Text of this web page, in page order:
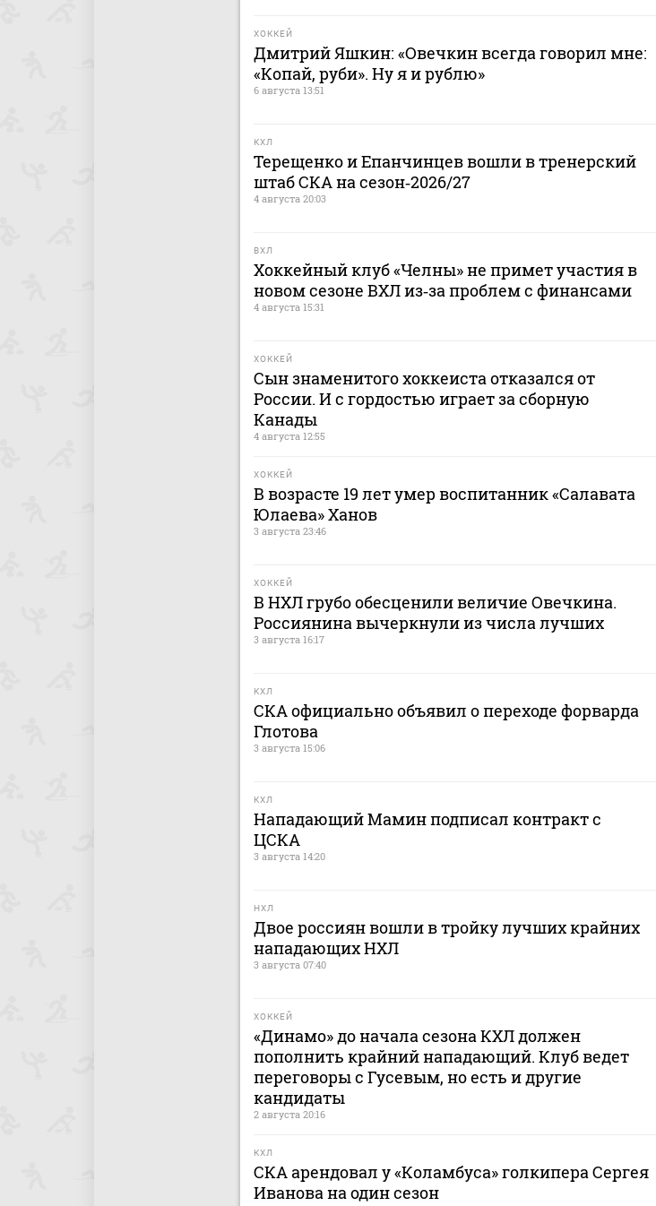
ХОККЕЙ
Дмитрий Яшкин: «Овечкин всегда говорил мне:
«Копай, руби». Ну я и рублю»
6 августа 13:51
КХЛ
Терещенко и Епанчинцев вошли в тренерский
штаб СКА на сезон‑2026/27
4 августа 20:03
ВХЛ
Хоккейный клуб «Челны» не примет участия в
новом сезоне ВХЛ из‑за проблем с финансами
4 августа 15:31
ХОККЕЙ
Сын знаменитого хоккеиста отказался от
России. И с гордостью играет за сборную
Канады
4 августа 12:55
ХОККЕЙ
В возрасте 19 лет умер воспитанник «Салавата
Юлаева» Ханов
3 августа 23:46
ХОККЕЙ
В НХЛ грубо обесценили величие Овечкина.
Россиянина вычеркнули из числа лучших
3 августа 16:17
КХЛ
СКА официально объявил о переходе форварда
Глотова
3 августа 15:06
КХЛ
Нападающий Мамин подписал контракт с
ЦСКА
3 августа 14:20
НХЛ
Двое россиян вошли в тройку лучших крайних
нападающих НХЛ
3 августа 07:40
ХОККЕЙ
«Динамо» до начала сезона КХЛ должен
пополнить крайний нападающий. Клуб ведет
переговоры с Гусевым, но есть и другие
кандидаты
2 августа 20:16
КХЛ
СКА арендовал у «Коламбуса» голкипера Сергея
Иванова на один сезон